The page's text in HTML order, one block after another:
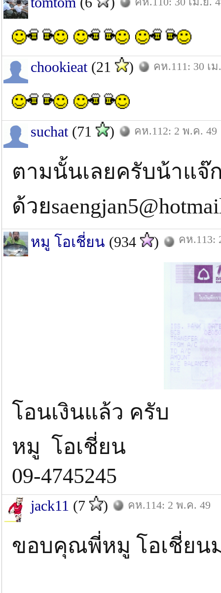
chookieat(21 ) คห.111: 30 เม
suchat(71 ) คห.112: 2 พ.ค. 49
ตามนั้นเลยครับน้าแจ๊
ด้วย
หมู โอเชี่ยน (934 ) คห.113:
โอนเงินแล้ว ครับ
หมู โอเชี่ยน
09-4745245
jack11 (7 ) คห.114: 2 พ.ค. 49
ขอบคุณพี่หมู โอเชี่ยน